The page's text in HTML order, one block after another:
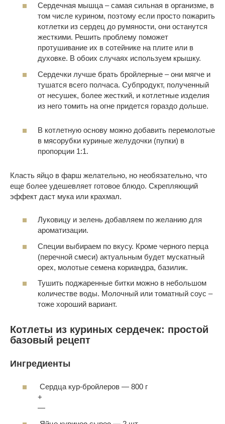
Сердечная мышца – самая сильная в организме, в
том числе курином, поэтому если просто пожарить
котлетки из сердец до румяности, они останутся
жесткими. Решить проблему поможет
протушивание их в сотейнике на плите или в
духовке. В обоих случаях используем крышку.
Сердечки лучше брать бройлерные – они мягче и
тушатся всего полчаса. Субпродукт, полученный
от несушек, более жесткий, и котлетные изделия
из него томить на огне придется гораздо дольше.
В котлетную основу можно добавить перемолотые
в мясорубки куриные желудочки (пупки) в
пропорции 1:1.
Класть яйцо в фарш желательно, но необязательно, что
еще более удешевляет готовое блюдо. Скрепляющий
эффект даст мука или крахмал.
Луковицу и зелень добавляем по желанию для
ароматизации.
Специи выбираем по вкусу. Кроме черного перца
(перечной смеси) актуальным будет мускатный
орех, молотые семена кориандра, базилик.
Тушить поджаренные битки можно в небольшом
количестве воды. Молочный или томатный соус –
тоже хороший вариант.
Котлеты из куриных сердечек: простой
базовый рецепт
Ингредиенты
Сердца кур-бройлеров — 800 г
+
—